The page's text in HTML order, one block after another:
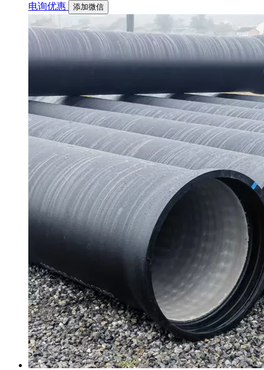
电询优惠
添加微信